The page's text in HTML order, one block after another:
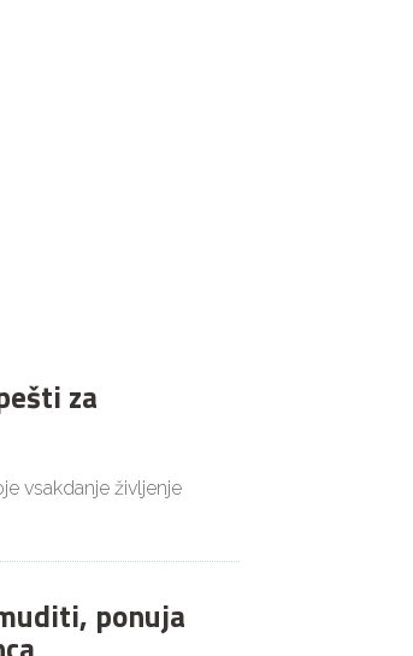
za
vsakdanje življenje
ponuja